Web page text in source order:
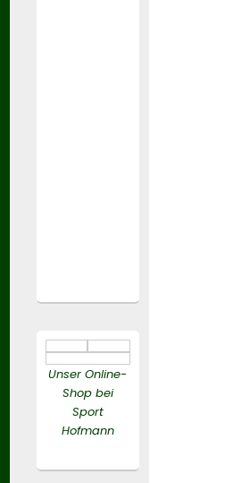
Unser Online-
Shop bei
Sport
Hofmann